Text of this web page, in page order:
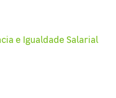
e Igualdade Salarial